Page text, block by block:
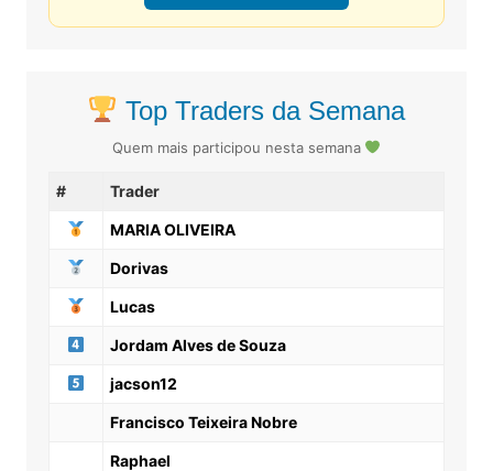
Top Traders da Semana
Quem mais participou nesta semana
# Trader
MARIA OLIVEIRA
Dorivas
Lucas
Jordam Alves de Souza
jacson12
Francisco Teixeira Nobre
Raphael